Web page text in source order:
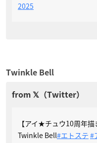
2025
Twinkle Bell
【アイ★チュウ10周年描
Twinkle Bell#エトステ #